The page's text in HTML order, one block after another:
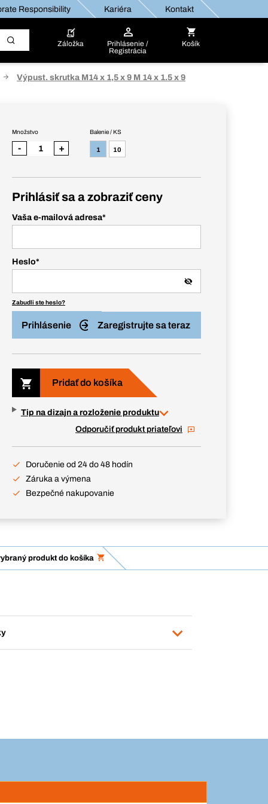
Responsibility Kariéra Kontakt
Záložka
Prihlásenie /
Registrácia
Košík
Výpust. skrutka M14 x 1,5 x 9 M 14 x 1.5 x 9
Balenie / KS
1 10
Množstvo
- +
Prihlásiť sa a zobraziť ceny
Vaša e-mailová adresa*
Heslo*
Zabudli ste heslo?
Prihlásenie Zaregistrujte sa teraz
Pridať do košíka
Tip na dizajn a rozloženie produktu
Odporučiť produkt priateľovi
Doručenie od 24 do 48 hodín
Záruka a výmena
Bezpečné nakupovanie
produkt do košíka